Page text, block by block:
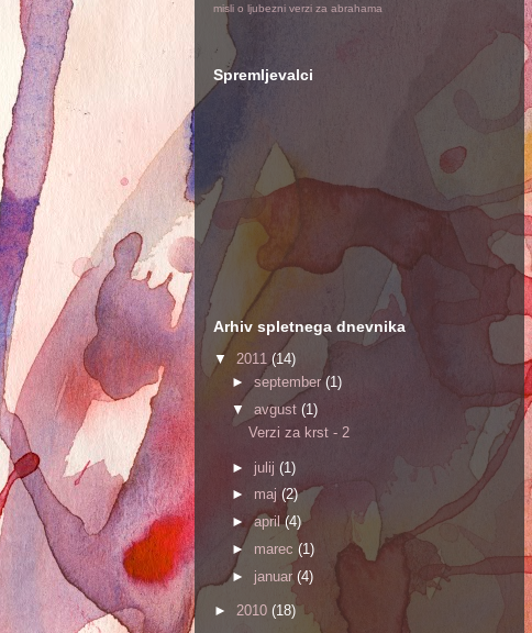
misli o ljubezni verzi za abrahama
Spremljevalci
Arhiv spletnega dnevnika
▼ 2011 (14)
►september (1)
▼ avgust (1)
Verzi za krst - 2
► julij (1)
► maj (2)
►april(4)
► marec (1)
► januar (4)
► 2010 (18)